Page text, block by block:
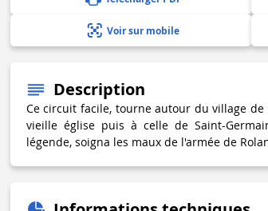
Voir sur mobile
Description
Ce circuit facile, tourne autour du village
vieille église puis à celle de Saint-
légende, soigna les maux de l'armée de